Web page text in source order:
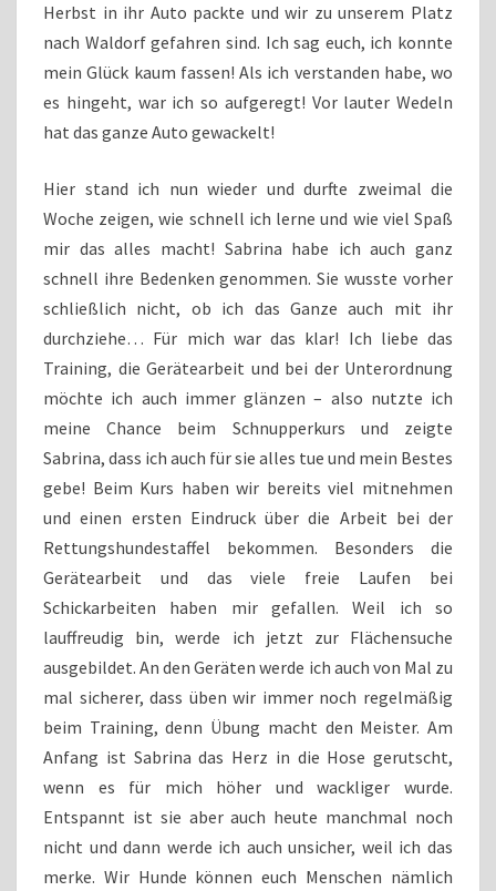
Herbst in ihr Auto packte und wir zu unserem Platz
nach Waldorf gefahren sind. Ich sag euch, ich konnte
mein Glück kaum fassen! Als ich verstanden habe, wo
es hingeht, war ich so aufgeregt! Vor lauter Wedeln
hat das ganze Auto gewackelt!
Hier stand ich nun wieder und durfte zweimal die
Woche zeigen, wie schnell ich lerne und wie viel Spaß
mir das alles macht! Sabrina habe ich auch ganz
schnell ihre Bedenken genommen. Sie wusste vorher
schließlich nicht, ob ich das Ganze auch mit ihr
durchziehe… Für mich war das klar! Ich liebe das
Training, die Gerätearbeit und bei der Unterordnung
möchte ich auch immer glänzen – also nutzte ich
meine Chance beim Schnupperkurs und zeigte
Sabrina, dass ich auch für sie alles tue und mein Bestes
gebe! Beim Kurs haben wir bereits viel mitnehmen
und einen ersten Eindruck über die Arbeit bei der
Rettungshundestaffel bekommen. Besonders die
Gerätearbeit und das viele freie Laufen bei
Schickarbeiten haben mir gefallen. Weil ich so
lauffreudig bin, werde ich jetzt zur Flächensuche
ausgebildet. An den Geräten werde ich auch von Mal zu
mal sicherer, dass üben wir immer noch regelmäßig
beim Training, denn Übung macht den Meister. Am
Anfang ist Sabrina das Herz in die Hose gerutscht,
wenn es für mich höher und wackliger wurde.
Entspannt ist sie aber auch heute manchmal noch
nicht und dann werde ich auch unsicher, weil ich das
merke. Wir Hunde können euch Menschen nämlich